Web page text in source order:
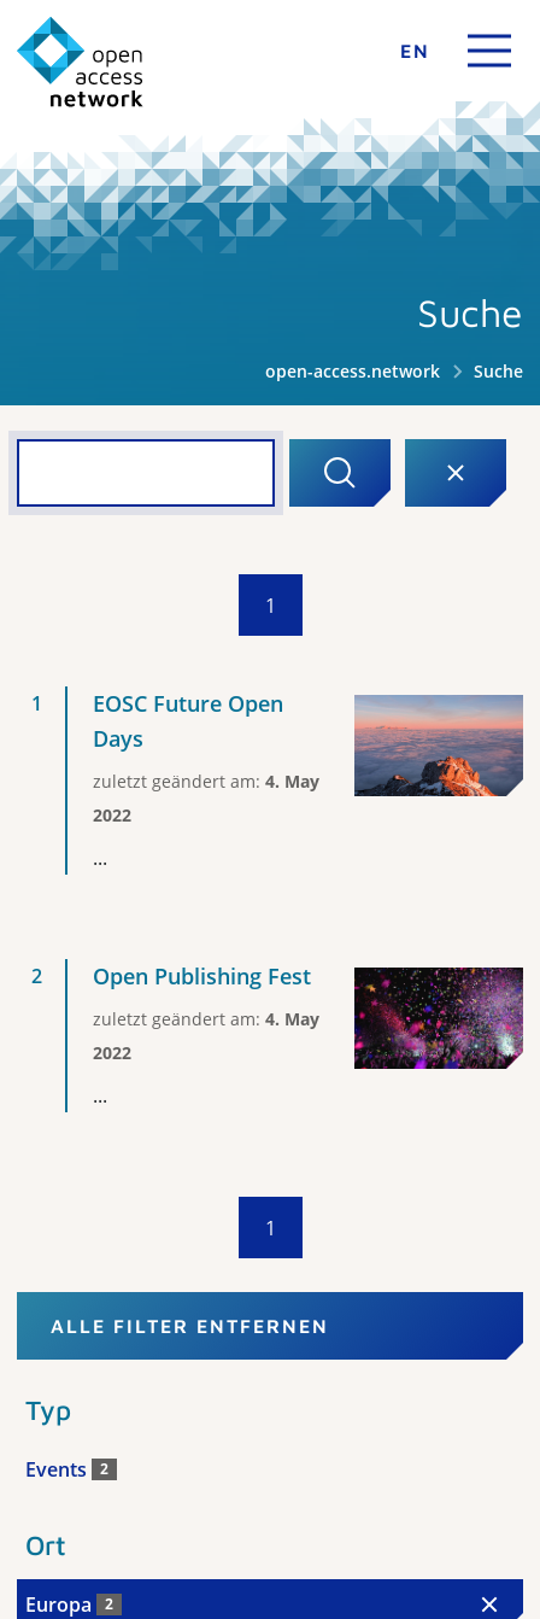
EN
Suche
open-access.network Suche
1
EOSC Future Open
Days
zuletzt geändert am: 4. May
2022
...
Open Publishing Fest
zuletzt geändert am: 4. May
2022
...
1
ALLE FILTER ENTFERNEN
Typ
Events 2
Ort
Europa 2